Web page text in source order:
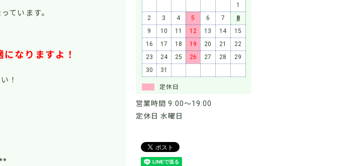
ています。
なりますよ！
！
1
2
3 4 5 6 7
8
9
10 11 12 13 14
15
16
17 18 19 20 21
22
23
24 25 26 27 28
29
30
31
定休日
営業時間 9:00～19:00
定休日 水曜日